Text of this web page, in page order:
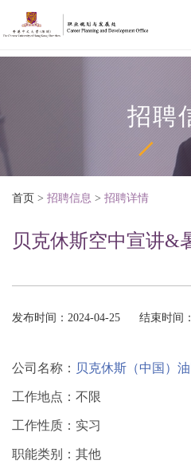
招聘
首页 > 招聘信息 > 招聘详情
贝克休斯空中宣讲&
发布时间：2024-04-25 结束时间
公司名称： 贝克休斯（中国）
工作地点：不限
工作性质：实习
职能类别：其他